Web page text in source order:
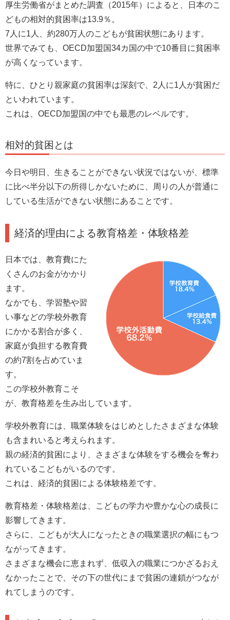
厚生労働省がまとめた調査（2015年）によると、日本のこ
どもの相対的貧困率は13.9％。
7人に1人、約280万人のこどもが貧困状態にあります。
世界でみても、OECD加盟国34カ国の中で10番目に貧困率
が高くなっています。
特に、ひとり親家庭の貧困率は深刻で、2人に1人が貧困だ
といわれています。
これは、OECD加盟国の中でも最悪のレベルです。
相対的貧困とは
今日や明日、生きることができない状況ではないが、標準
に比べ半分以下の所得しかないために、周りの人が普通に
している生活ができない状態にあることです。
経済的理由による教育格差・体験格差
日本では、教育費にた
くさんのお金がかかり
ます。
なかでも、学習塾や習
い事などの学校外教育
にかかる割合が多く、
家庭が負担する教育費
の約7割を占めていま
す。
この学校外教育こそ
が、教育格差を生み出しています。
学校外教育には、職業体験をはじめとしたさまざまな体験
も含まれいると考えられます。
親の経済的貧困により、さまざまな体験をする機会を奪わ
れているこどもがいるのです。
これは、経済的貧困による体験格差です。
教育格差・体験格差は、こどもの学力や豊かな心の成長に
影響してきます。
さらに、こどもが大人になったときの職業選択の幅にもつ
ながってきます。
さまざまな機会に恵まれず、低収入の職業につかざるおえ
なかったことで、その下の世代にまで貧困の連鎖がつなが
れてしまうのです。